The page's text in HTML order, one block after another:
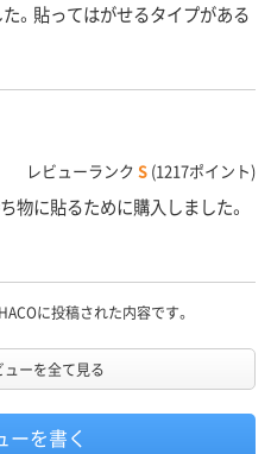
。貼ってはがせるタイプがある
レビューランク S (1217ポイント)
物に貼るために購入しました。
に投稿された内容です。
ューを全て見る
ーを書く